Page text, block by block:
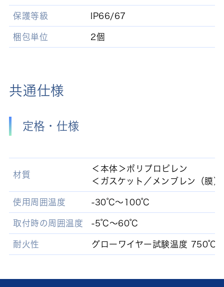
保護等級 IP66/67
梱包単位 2個
共通仕様
定格・仕様
材質
＜本体＞ポリプロピレン
＜ガスケット／メンブレン（膜
使用周囲温度 -30℃～100℃
取付時の周囲温度 -5℃～60℃
耐火性 グローワイヤー試験温度 750℃